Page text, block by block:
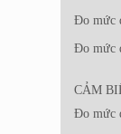
Đo mức
Đo mức
CẢM
Đo mức